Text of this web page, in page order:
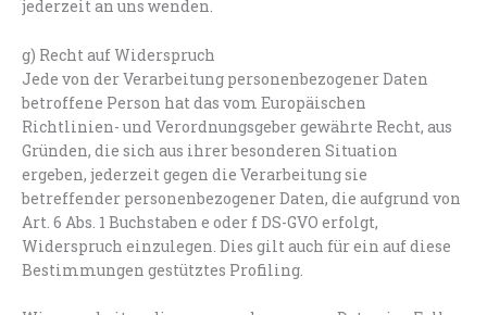
jederzeit an uns wenden.
g) Recht auf Widerspruch
Jede von der Verarbeitung personenbezogener Daten
betroffene Person hat das vom Europäischen
Richtlinien- und Verordnungsgeber gewährte Recht, aus
Gründen, die sich aus ihrer besonderen Situation
ergeben, jederzeit gegen die Verarbeitung sie
betreffender personenbezogener Daten, die aufgrund von
Art. 6 Abs. 1 Buchstaben e oder f DS-GVO erfolgt,
Widerspruch einzulegen. Dies gilt auch für ein auf diese
Bestimmungen gestütztes Profiling.